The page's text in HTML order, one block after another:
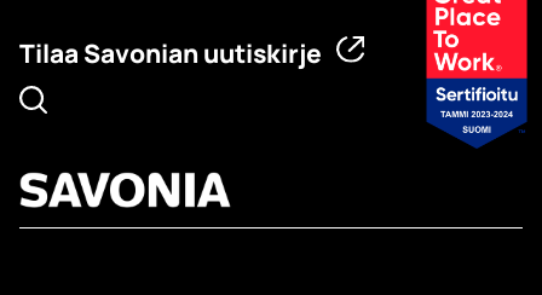
Tilaa Savonian uutiskirje